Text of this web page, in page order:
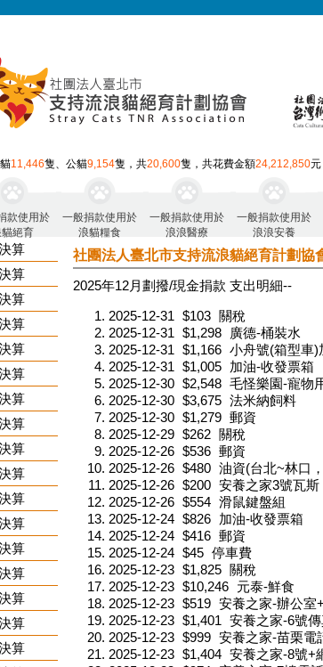
11,446隻、公貓9,154隻，共20,600隻，共花費金額24,212,850元
款使用於
絕育
一般捐款使用於
浪貓糧食
一般捐款使用於
浪浪醫療
一般捐款使用於
浪浪安養
算
算
算
算
算
算
算
算
算
算
算
算
算
算
算
算
算
社團法人臺北市支持流浪貓絕育計劃協
2025年12月 劃撥/現金捐款 支出明細--
2025-12-31 $103
關稅
2025-12-31 $1,298
廣德-桶裝水
2025-12-31 $1,166 小舟號(箱型車)
2025-12-31 $1,005
加油-收發票箱
2025-12-30 $2,548 毛怪樂園-寵物
2025-12-30 $3,675 法米納飼料
2025-12-30 $1,279 郵資
2025-12-29 $262
關稅
2025-12-26 $536 郵資
2025-12-26 $480 油資(台北~林口
2025-12-26 $200 安養之家3號瓦斯
2025-12-26 $554 滑鼠鍵盤組
2025-12-24 $826
加油-收發票箱
2025-12-24 $416 郵資
2025-12-24 $45 停車費
2025-12-23 $1,825
關稅
2025-12-23 $10,246
元泰-鮮食
2025-12-23 $519 安養之家-辦公室
2025-12-23 $1,401 安養之家-6號
2025-12-23 $999 安養之家-苗栗電
2025-12-23 $1,404 安養之家-8號+